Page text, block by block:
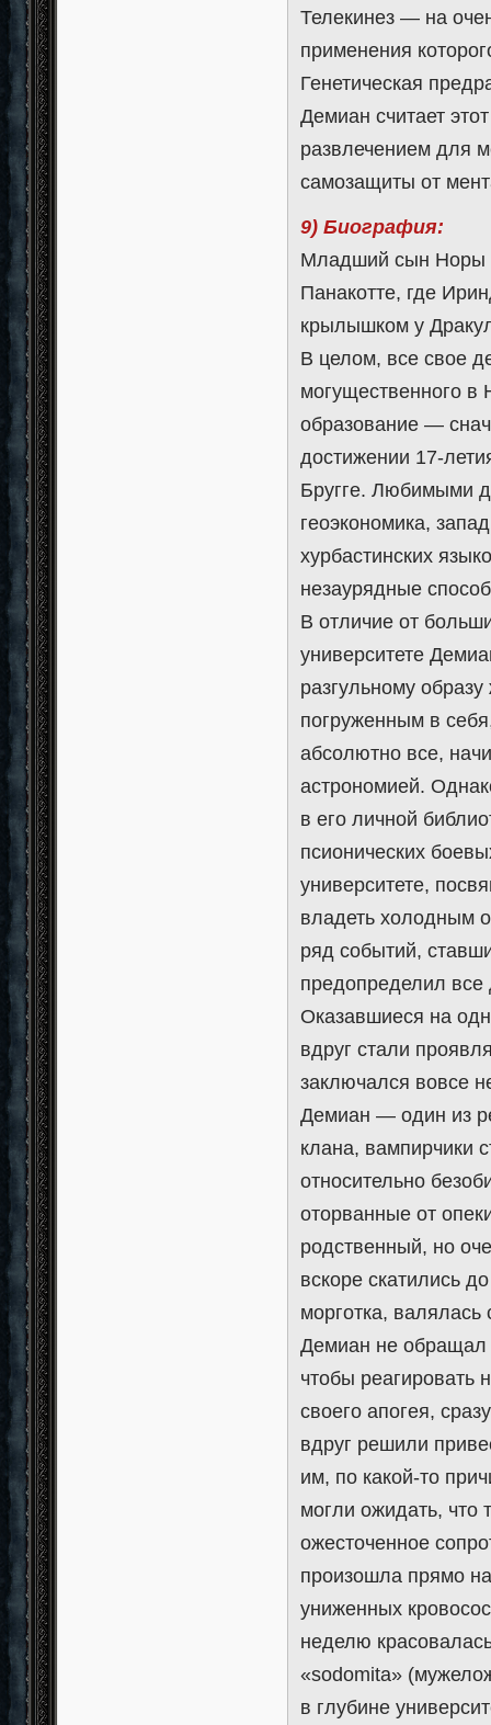
Телекинез — на
применения
Генетическая
Демиан считает
развлечением для
самозащиты от
9) Биография:
Младший сын Норы
Панакотте, где
крылышком у
В целом, все свое
могущественного в
образование —
достижении 17-
Бругге. Любимыми
геоэкономика,
хурбастинских
незаурядные
В отличие от
университете
разгульному
погруженным в
абсолютно все,
астрономией.
в его личной
псионических
университете,
владеть холодным
ряд событий,
предопределил
Оказавшиеся на
вдруг стали
заключался вовсе
Демиан — один из
клана, вампирчики
относительно
оторванные от
родственный, но
вскоре скатились
морготка,
Демиан не обращал
чтобы реагировать
своего апогея,
вдруг решили
им, по какой-то
могли ожидать, что
ожесточенное
произошла прямо
униженных
неделю
«sodomita»
в глубине